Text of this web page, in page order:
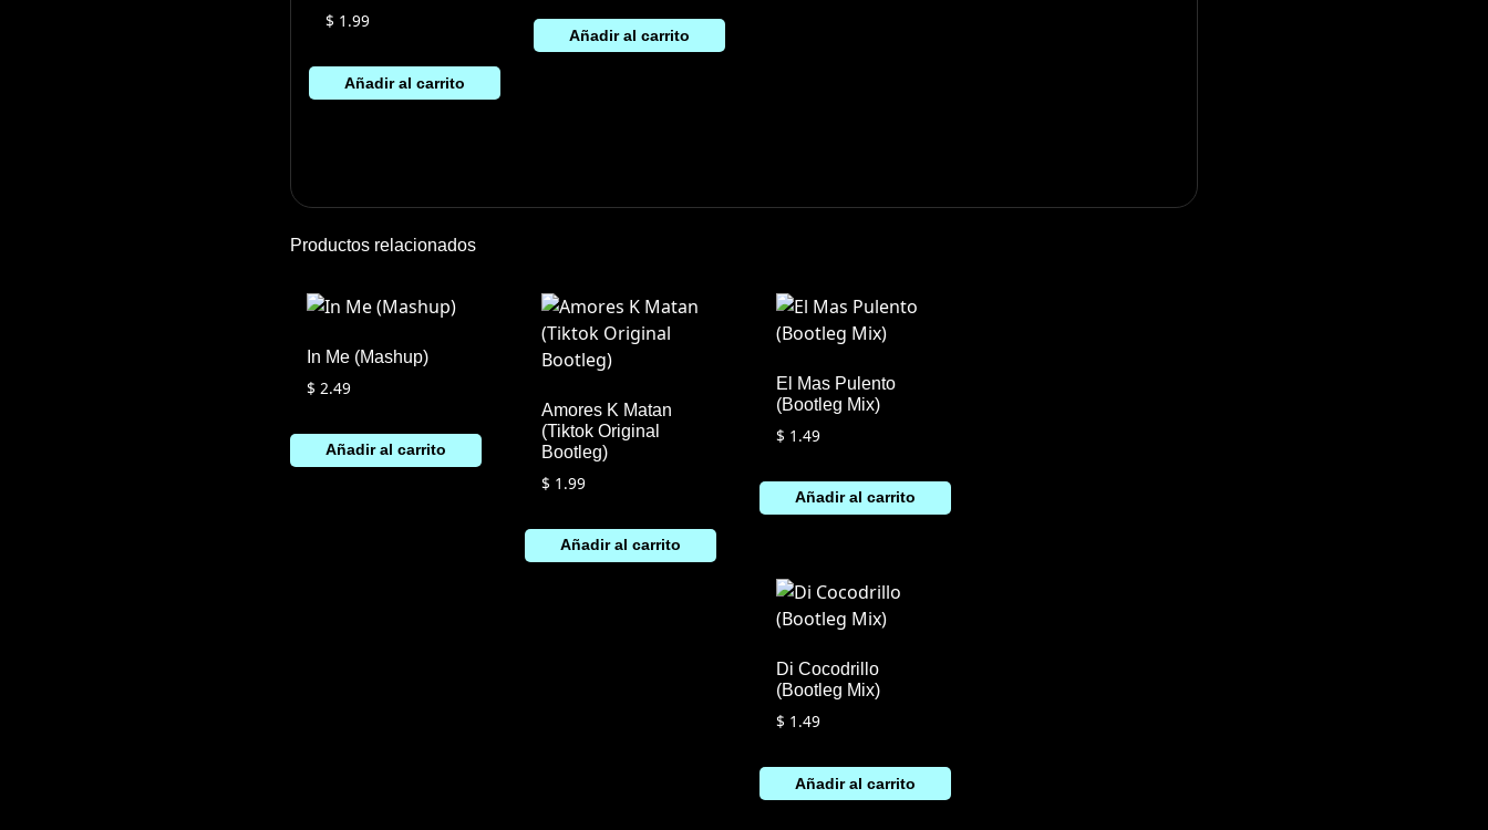
$ 1.99
Añadir al carrito
Añadir al carrito
Productos relacionados
In Me (Mashup)
$ 2.49
Añadir al carrito
Amores K Matan
(Tiktok Original
Bootleg)
$ 1.99
Añadir al carrito
El Mas Pulento
(Bootleg Mix)
$ 1.49
Añadir al carrito
Di Cocodrillo
(Bootleg Mix)
$ 1.49
Añadir al carrito